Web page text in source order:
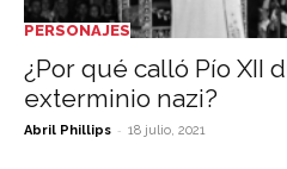
PERSONAJES
¿Por qué calló Pío XII
exterminio nazi?
Abril Phillips - 18 julio, 2021